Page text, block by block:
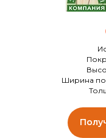
Ширина